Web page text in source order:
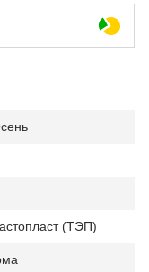
(ТЭП)